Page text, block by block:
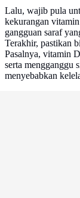
Lalu, wajib pula
kekurangan
gangguan saraf
Terakhir, pastikan
Pasalnya, vitamin
serta mengganggu
menyebabkan